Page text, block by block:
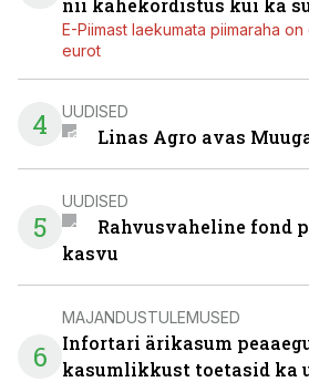
nii kahekordistus kui ka
E-Piimast laekumata piimaraha on
eurot
4 UUDISED
Linas Agro avas
5
UUDISED
Rahvusvaheline fond
kasvu
6
MAJANDUSTULEMUSED
Infortari ärikasum
kasumlikkust toetasid ka